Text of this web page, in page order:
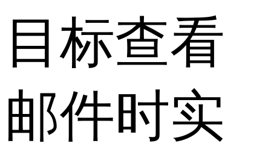
目标查看
邮件时实